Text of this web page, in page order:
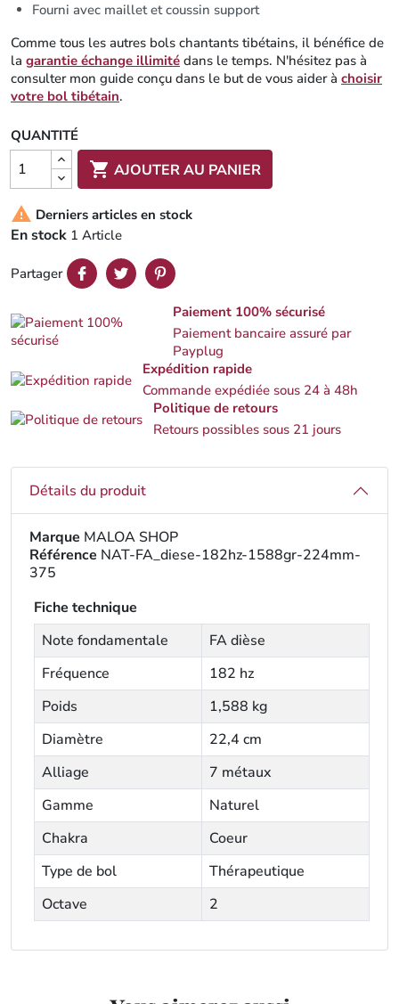
Fourni avec maillet et coussin support
Comme tous les autres bols chantants tibétains, il bénéfice de
la garantie échange illimité dans le temps. N'hésitez pas à
consulter mon guide conçu dans le but de vous aider à choisir
votre bol tibétain.
QUANTITÉ
 AJOUTER AU PANIER
 Derniers articles en stock
En stock 1 Article
Partager
Paiement 100% sécurisé
Paiement bancaire assuré par
Payplug
Expédition rapide
Commande expédiée sous 24 à 48h
Politique de retours
Retours possibles sous 21 jours
Détails du produit
Marque MALOA SHOP
Référence NAT-FA_diese-182hz-1588gr-224mm-
375
Fiche technique
Note fondamentale
FA dièse
Fréquence
182 hz
Poids
1,588 kg
Diamètre
22,4 cm
Alliage
7 métaux
Gamme
Naturel
Chakra
Coeur
Type de bol
Thérapeutique
Octave
2